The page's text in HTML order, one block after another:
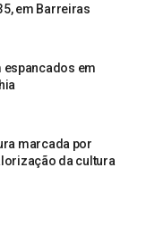
em Barreiras
em
marcada por
da cultura